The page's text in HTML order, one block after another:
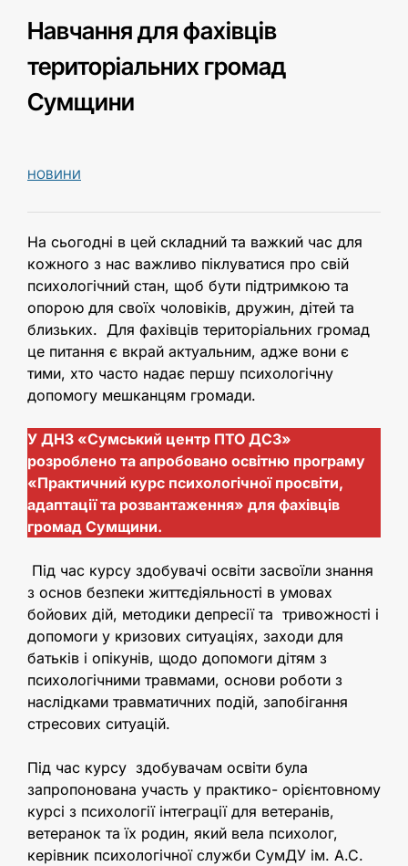
Навчання для фахівців
територіальних громад
Сумщини
НОВИНИ
На сьогодні в цей складний та важкий час для
кожного з нас важливо піклуватися про свій
психологічний стан, щоб бути підтримкою та
опорою для своїх чоловіків, дружин, дітей та
близьких. Для фахівців територіальних громад
це питання є вкрай актуальним, адже вони є
тими, хто часто надає першу психологічну
допомогу мешканцям громади.
У ДНЗ «Сумський центр ПТО ДСЗ»
розроблено та апробовано освітню програму
«Практичний курс психологічної просвіти,
адаптації та розвантаження» для фахівців
громад Сумщини.
Під час курсу здобувачі освіти засвоїли знання
з основ безпеки життєдіяльності в умовах
бойових дій, методики депресії та тривожності і
допомоги у кризових ситуаціях, заходи для
батьків і опікунів, щодо допомоги дітям з
психологічними травмами, основи роботи з
наслідками травматичних подій, запобігання
стресових ситуацій.
Під час курсу здобувачам освіти була
запропонована участь у практико- орієнтовному
курсі з психології інтеграції для ветеранів,
ветеранок та їх родин, який вела психолог,
керівник психологічної служби СумДУ ім. А.С.